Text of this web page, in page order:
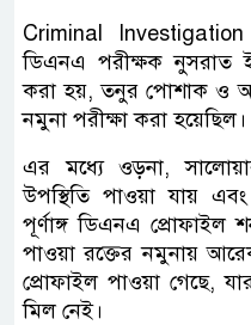
Criminal
ডিএনএ পরীক্ষক নুসরাত
করা হয়, তনুর পোশাক ও
নমুনা পরীক্ষা করা হয়েছিল।
এর মধ্যে ওড়না,
উপস্থিতি পাওয়া যায়
পূর্ণাঙ্গ ডিএনএ প্রোফাইল
পাওয়া রক্তের নমুনায়
প্রোফাইল পাওয়া গেছে,
মিল নেই।